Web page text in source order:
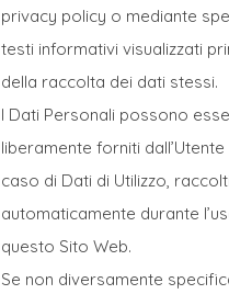
privacy policy o mediante
testi informativi visualizzati
della raccolta dei dati stessi.
I Dati Personali possono
liberamente forniti dall’Utente
caso di Dati di Utilizzo, raccolti
automaticamente durante
questo Sito Web.
Se non diversamente